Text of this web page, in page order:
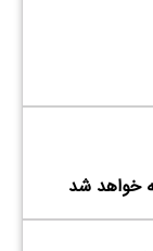
خواهد شد